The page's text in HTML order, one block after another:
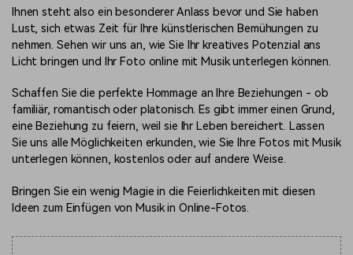
Ihnen steht also ein besonderer Anlass bevor und Sie haben
Lust, sich etwas Zeit für Ihre künstlerischen Bemühungen zu
nehmen. Sehen wir uns an, wie Sie Ihr kreatives Potenzial ans
Licht bringen und Ihr Foto online mit Musik unterlegen können.
Schaffen Sie die perfekte Hommage an Ihre Beziehungen - ob
familiär, romantisch oder platonisch. Es gibt immer einen Grund,
eine Beziehung zu feiern, weil sie Ihr Leben bereichert. Lassen
Sie uns alle Möglichkeiten erkunden, wie Sie Ihre Fotos mit Musik
unterlegen können, kostenlos oder auf andere Weise.
Bringen Sie ein wenig Magie in die Feierlichkeiten mit diesen
Ideen zum Einfügen von Musik in Online-Fotos.